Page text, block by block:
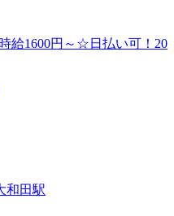
給1600円～☆日払い可！20
和田駅